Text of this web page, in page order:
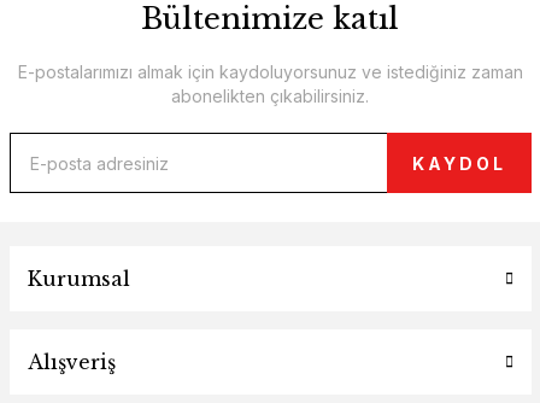
Bültenimize katıl
E-postalarımızı almak için kaydoluyorsunuz ve istediğiniz zaman
abonelikten çıkabilirsiniz.
KAYDOL
Kurumsal
Alışveriş